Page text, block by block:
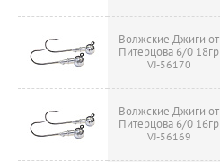
Волжские Джиги от
Питерцова 6/0 18гр
VJ-56170
Волжские Джиги от
Питерцова 6/0 16гр
VJ-56169